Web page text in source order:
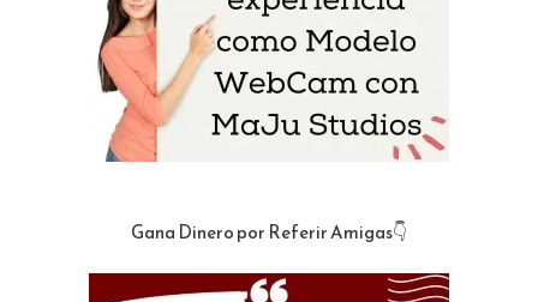
Gana Dinero por Referir Amigas👇